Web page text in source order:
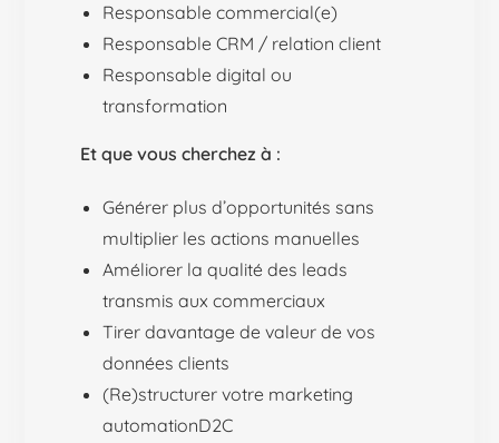
Responsable commercial(e)
Responsable CRM / relation client
Responsable digital ou
transformation
Et que vous cherchez à :
Générer plus d’opportunités sans
multiplier les actions manuelles
Améliorer la qualité des leads
transmis aux commerciaux
Tirer davantage de valeur de vos
données clients
(Re)structurer votre marketing
automationD2C